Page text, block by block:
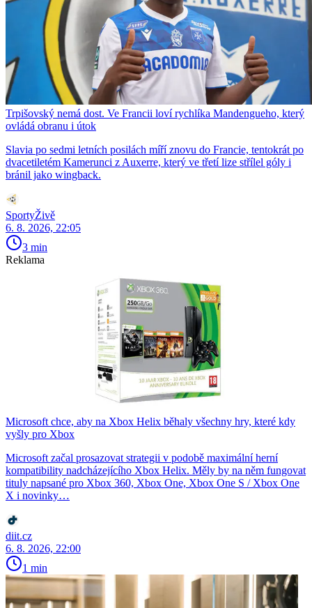
Trpišovský nemá dost. Ve Francii loví rychlíka Mandengueho, který
ovládá obranu i útok
Slavia po sedmi letních posilách míří znovu do Francie, tentokrát po
dvacetiletém Kamerunci z Auxerre, který ve třetí lize střílel góly i
bránil jako wingback.
SportyŽivě
6. 8. 2026, 22:05
3 min
Reklama
Microsoft chce, aby na Xbox Helix běhaly všechny hry, které kdy
vyšly pro Xbox
Microsoft začal prosazovat strategii v podobě maximální herní
kompatibility nadcházejícího Xbox Helix. Měly by na něm fungovat
tituly napsané pro Xbox 360, Xbox One, Xbox One S / Xbox One
X i novinky…
diit.cz
6. 8. 2026, 22:00
1 min